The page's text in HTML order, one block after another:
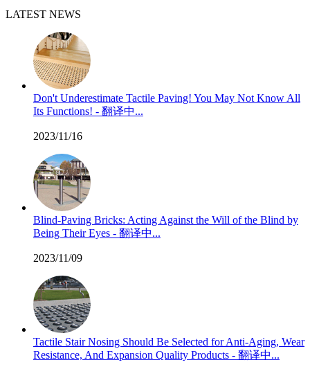
LATEST NEWS
Don't Underestimate Tactile Paving! You May Not Know All
Its Functions! - 翻译中...
2023/11/16
Blind-Paving Bricks: Acting Against the Will of the Blind by
Being Their Eyes - 翻译中...
2023/11/09
Tactile Stair Nosing Should Be Selected for Anti-Aging, Wear
Resistance, And Expansion Quality Products - 翻译中...